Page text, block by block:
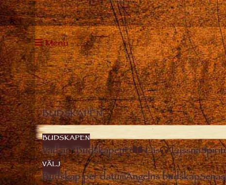
Menu
BUDSKAPEN
BUDSKAPEN
Vad är “Budskapen”? Läs Lyssna
VÄLJ
Budskap per datumÄngelns budskap